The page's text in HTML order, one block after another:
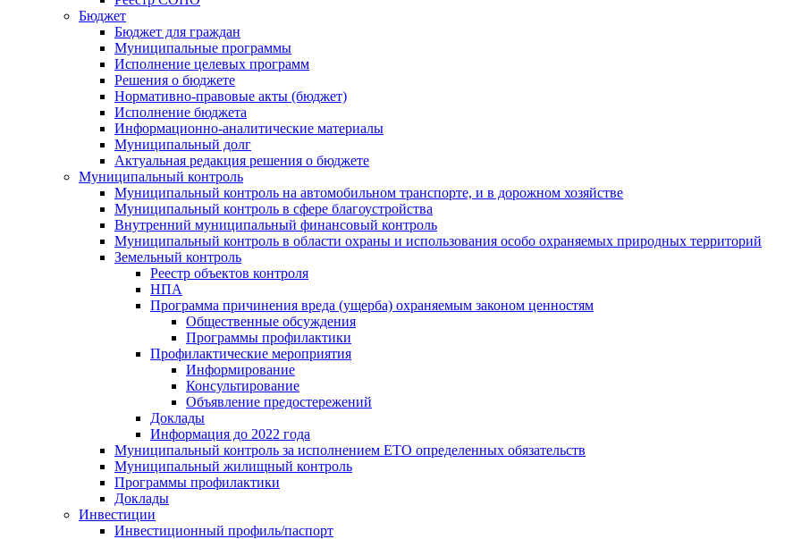
Бюджет
Бюджет для граждан
Муниципальные программы
Исполнение целевых программ
Решения о бюджете
Нормативно-правовые акты (бюджет)
Исполнение бюджета
Информационно-аналитические материалы
Муниципальный долг
Актуальная редакция решения о бюджете
Муниципальный контроль
Муниципальный контроль на автомобильном транспорте, и в дорожном хозяйстве
Муниципальный контроль в сфере благоустройства
Внутренний муниципальный финансовый контроль
Муниципальный контроль в области охраны и использования особо охраняемых природных территорий
Земельный контроль
Реестр объектов контроля
НПА
Программа причинения вреда (ущерба) охраняемым законом ценностям
Общественные обсуждения
Программы профилактики
Профилактические мероприятия
Информирование
Консультирование
Объявление предостережений
Доклады
Информация до 2022 года
Муниципальный контроль за исполнением ЕТО определенных обязательств
Муниципальный жилищный контроль
Программы профилактики
Доклады
Инвестиции
Инвестиционный профиль/паспорт